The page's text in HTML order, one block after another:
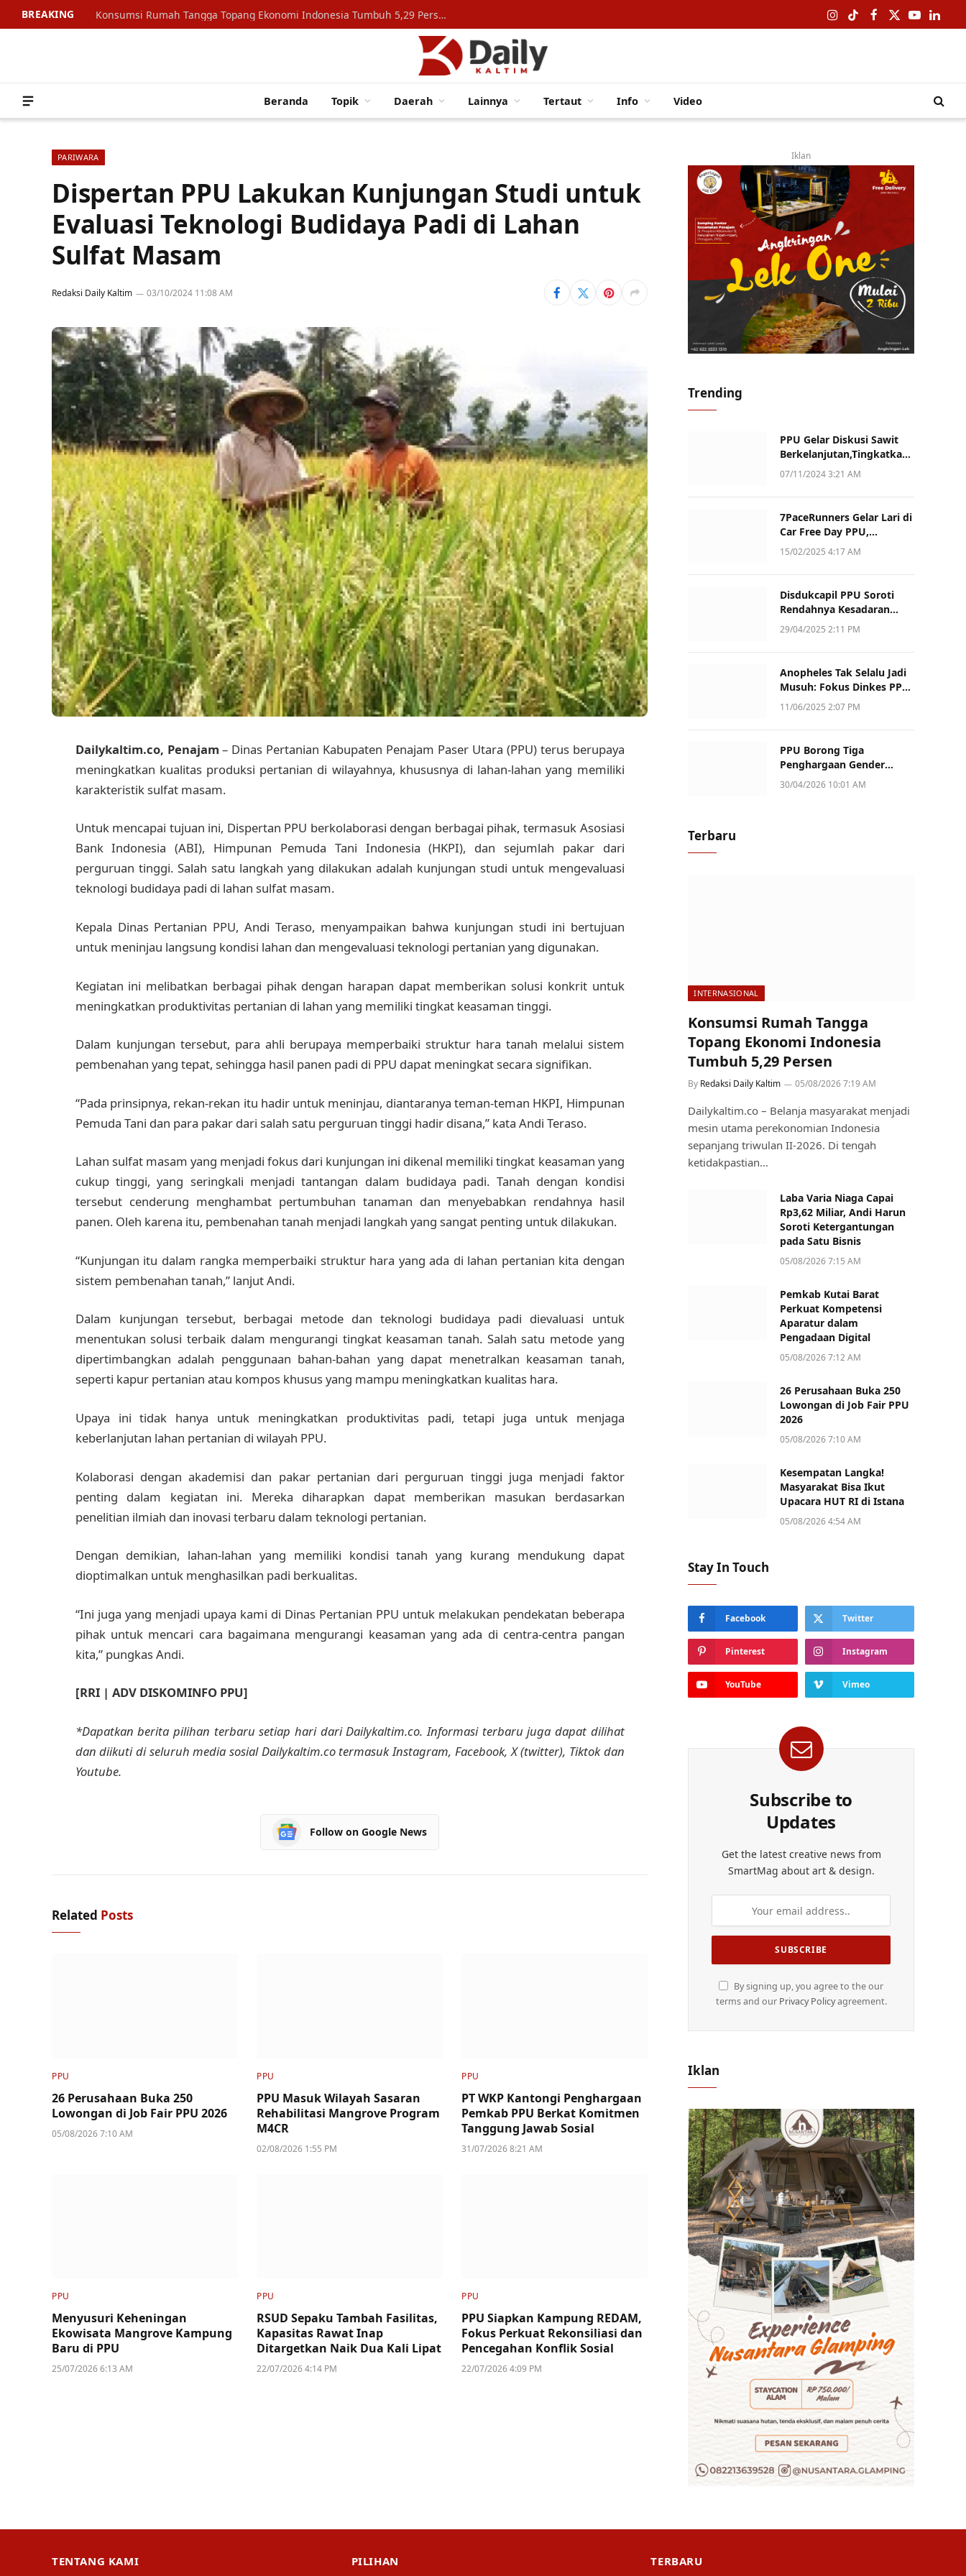
BREAKING Konsumsi Rumah Tangga Topang Ekonomi Indonesia Tumbuh 5,29 Persen Instagram
TikTokFacebook
X
YouTube
Beranda Topik Daerah Lainnya Tertaut Info Video
PARIWARA
Dispertan PPU Lakukan Kunjungan Studi untuk
Evaluasi Teknologi Budidaya Padi di Lahan
Sulfat Masam
Redaksi Daily Kaltim 03/10/2024 11:08 AM
Dailykaltim.co, Penajam – Dinas Pertanian Kabupaten Penajam Paser Utara (PPU) terus berupaya
meningkatkan kualitas produksi pertanian di wilayahnya, khususnya di lahan-lahan yang memiliki
karakteristik sulfat masam.
Untuk mencapai tujuan ini, Dispertan PPU berkolaborasi dengan berbagai pihak, termasuk Asosiasi
Bank Indonesia (ABI), Himpunan Pemuda Tani Indonesia (HKPI), dan sejumlah pakar dari
perguruan tinggi. Salah satu langkah yang dilakukan adalah kunjungan studi untuk mengevaluasi
teknologi budidaya padi di lahan sulfat masam.
Kepala Dinas Pertanian PPU, Andi Teraso, menyampaikan bahwa kunjungan studi ini bertujuan
untuk meninjau langsung kondisi lahan dan mengevaluasi teknologi pertanian yang digunakan.
Kegiatan ini melibatkan berbagai pihak dengan harapan dapat memberikan solusi konkrit untuk
meningkatkan produktivitas pertanian di lahan yang memiliki tingkat keasaman tinggi.
Dalam kunjungan tersebut, para ahli berupaya memperbaiki struktur hara tanah melalui sistem
pembenahan yang tepat, sehingga hasil panen padi di PPU dapat meningkat secara signifikan.
“Pada prinsipnya, rekan-rekan itu hadir untuk meninjau, diantaranya teman-teman HKPI, Himpunan
Pemuda Tani dan para pakar dari salah satu perguruan tinggi hadir disana,” kata Andi Teraso.
Lahan sulfat masam yang menjadi fokus dari kunjungan ini dikenal memiliki tingkat keasaman yang
cukup tinggi, yang seringkali menjadi tantangan dalam budidaya padi. Tanah dengan kondisi
tersebut cenderung menghambat pertumbuhan tanaman dan menyebabkan rendahnya hasil
panen. Oleh karena itu, pembenahan tanah menjadi langkah yang sangat penting untuk dilakukan.
“Kunjungan itu dalam rangka memperbaiki struktur hara yang ada di lahan pertanian kita dengan
sistem pembenahan tanah,” lanjut Andi.
Dalam kunjungan tersebut, berbagai metode dan teknologi budidaya padi dievaluasi untuk
menentukan solusi terbaik dalam mengurangi tingkat keasaman tanah. Salah satu metode yang
dipertimbangkan adalah penggunaan bahan-bahan yang dapat menetralkan keasaman tanah,
seperti kapur pertanian atau kompos khusus yang mampu meningkatkan kualitas hara.
Upaya ini tidak hanya untuk meningkatkan produktivitas padi, tetapi juga untuk menjaga
keberlanjutan lahan pertanian di wilayah PPU.
Kolaborasi dengan akademisi dan pakar pertanian dari perguruan tinggi juga menjadi faktor
penting dalam kegiatan ini. Mereka diharapkan dapat memberikan masukan berdasarkan
penelitian ilmiah dan inovasi terbaru dalam teknologi pertanian.
Dengan demikian, lahan-lahan yang memiliki kondisi tanah yang kurang mendukung dapat
dioptimalkan untuk menghasilkan padi berkualitas.
“Ini juga yang menjadi upaya kami di Dinas Pertanian PPU untuk melakukan pendekatan beberapa
pihak untuk mencari cara bagaimana mengurangi keasaman yang ada di centra-centra pangan
kita,” pungkas Andi.
[RRI | ADV DISKOMINFO PPU]
*Dapatkan berita pilihan terbaru setiap hari dari Dailykaltim.co. Informasi terbaru juga dapat dilihat
dan diikuti di seluruh media sosial Dailykaltim.co termasuk Instagram, Facebook, X (twitter), Tiktok dan
Youtube.
Follow on Google News
Related Posts
PPU
26 Perusahaan Buka 250
Lowongan di Job Fair PPU 2026
05/08/2026 7:10 AM
PPU
PPU Masuk Wilayah Sasaran
Rehabilitasi Mangrove Program
M4CR
02/08/2026 1:55 PM
PPU
PT WKP Kantongi Penghargaan
Pemkab PPU Berkat Komitmen
Tanggung Jawab Sosial
31/07/2026 8:21 AM
PPU
Menyusuri Keheningan
Ekowisata Mangrove Kampung
Baru di PPU
25/07/2026 6:13 AM
PPU
RSUD Sepaku Tambah Fasilitas,
Kapasitas Rawat Inap
Ditargetkan Naik Dua Kali Lipat
22/07/2026 4:14 PM
PPU
PPU Siapkan Kampung REDAM,
Fokus Perkuat Rekonsiliasi dan
Pencegahan Konflik Sosial
22/07/2026 4:09 PM
Iklan
Trending
PPU Gelar Diskusi Sawit
Berkelanjutan,Tingkatkan
Daya Saing dan Kualitas
07/11/2024 3:21 AM
7PaceRunners Gelar Lari di
Car Free Day PPU,
Kampanye Gaya Hidup
15/02/2025 4:17 AM
Disdukcapil PPU Soroti
Rendahnya Kesadaran
Warga Soal Pelaporan
29/04/2025 2:11 PM
Anopheles Tak Selalu Jadi
Musuh: Fokus Dinkes PPU
Kini ke Penularan Aktif di
11/06/2025 2:07 PM
PPU Borong Tiga
Penghargaan Gender
Champion Kaltim 2026,
30/04/2026 10:01 AM
Terbaru
INTERNASIONAL
Konsumsi Rumah Tangga
Topang Ekonomi Indonesia
Tumbuh 5,29 Persen
By Redaksi Daily Kaltim 05/08/2026 7:19 AM
Dailykaltim.co – Belanja masyarakat menjadi
mesin utama perekonomian Indonesia
sepanjang triwulan II-2026. Di tengah
ketidakpastian…
Laba Varia Niaga Capai
Rp3,62 Miliar, Andi Harun
Soroti Ketergantungan
pada Satu Bisnis
05/08/2026 7:15 AM
Pemkab Kutai Barat
Perkuat Kompetensi
Aparatur dalam
Pengadaan Digital
05/08/2026 7:12 AM
26 Perusahaan Buka 250
Lowongan di Job Fair PPU
2026
05/08/2026 7:10 AM
Kesempatan Langka!
Masyarakat Bisa Ikut
Upacara HUT RI di Istana
05/08/2026 4:54 AM
Stay In Touch
Facebook Twitter
Pinterest Instagram
YouTube Vimeo
Subscribe to
Updates
Get the latest creative news from
SmartMag about art & design.
By signing up, you agree to the our
terms and our Privacy Policyagreement.
Iklan
TENTANG KAMI PILIHAN TERBARU